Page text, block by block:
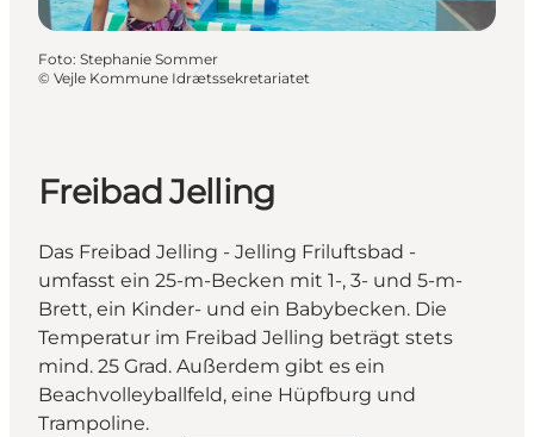
Foto: Stephanie Sommer
© Vejle Kommune Idrætssekretariatet
Freibad Jelling
Das Freibad Jelling - Jelling Friluftsbad -
umfasst ein 25-m-Becken mit 1-, 3- und 5-m-
Brett, ein Kinder- und ein Babybecken. Die
Temperatur im Freibad Jelling beträgt stets
mind. 25 Grad. Außerdem gibt es ein
Beachvolleyballfeld, eine Hüpfburg und
Trampoline.